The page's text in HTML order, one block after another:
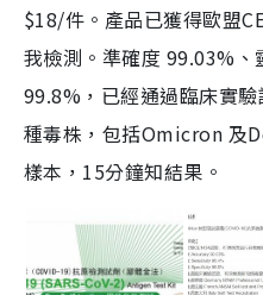
$18/件。產品已獲得歐盟
我檢測。準確度 99.03%
99.8%，已經通過臨床實
種毒株，包括Omicron 及
樣本，15分鐘知結果。